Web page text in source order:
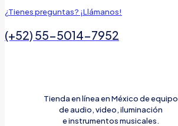
¿Tienes preguntas? ¡Llámanos!
(+52) 55-5014-7952
Tienda en línea en México de equipo
de audio, video, iluminación
e instrumentos musicales.